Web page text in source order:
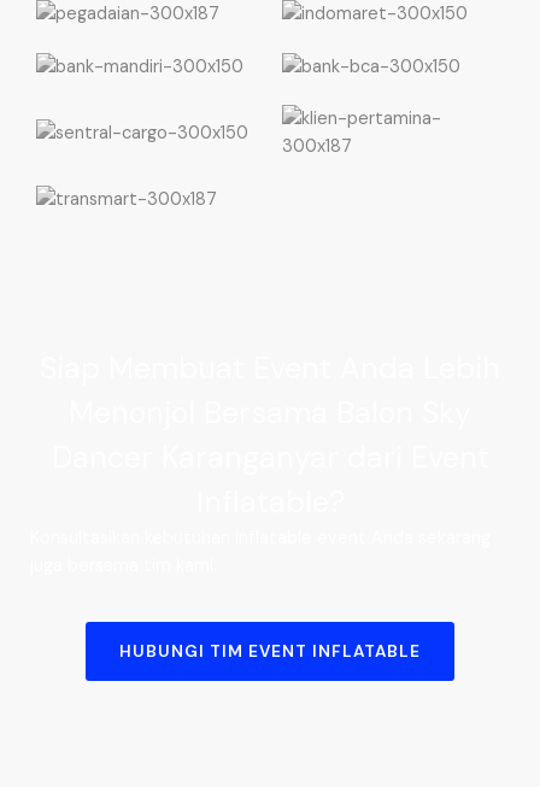
HUBUNGI TIM EVENT INFLATABLE